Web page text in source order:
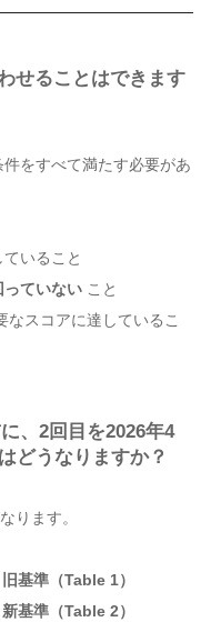
せることはできます
をすべて満たす必要があ
いること
ていないこと
なスコアに達しているこ
、2回目を2026年4
どうなりますか？
ります。
旧基準（Table 1）
新基準（Table 2）